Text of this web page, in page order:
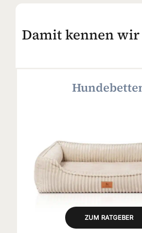
Damit kennen wir
ZUM RATGEBER